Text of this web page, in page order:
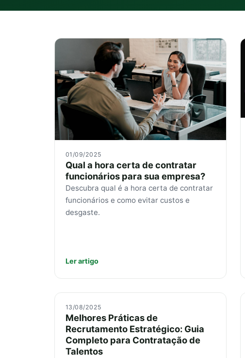
01/09/2025
Qual a hora certa de contratar
funcionários para sua empresa?
Descubra qual é a hora certa de contratar
funcionários e como evitar custos e
desgaste.
Ler artigo
13/08/2025
Melhores Práticas de
Recrutamento Estratégico: Guia
Completo para Contratação de
Talentos